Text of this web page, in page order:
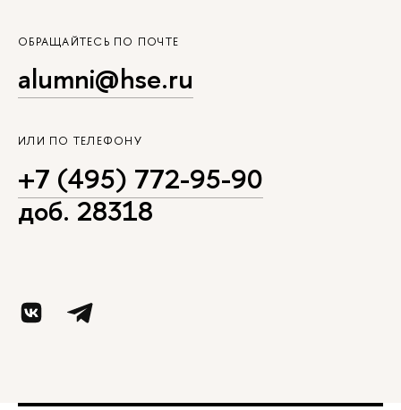
ОБРАЩАЙТЕСЬ ПО ПОЧТЕ
alumni@hse.ru
ИЛИ ПО ТЕЛЕФОНУ
+7 (495) 772-95-90
доб. 28318